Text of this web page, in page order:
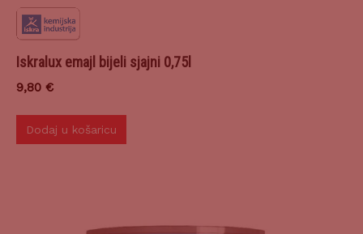
Iskralux emajl bijeli sjajni 0,75l
9,80 €
Dodaj u košaricu